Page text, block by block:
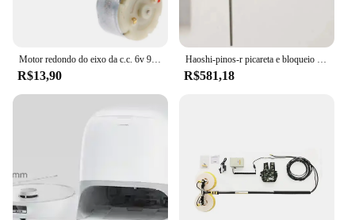
R$13,90 R$581,18